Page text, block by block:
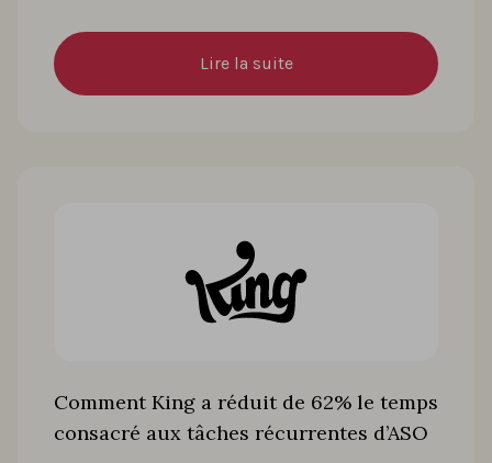
Lire la suite
Comment King a réduit de 62% le temps
consacré aux tâches récurrentes d’ASO